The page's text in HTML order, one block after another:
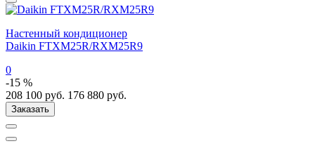
Настенный кондиционер
Daikin FTXM25R/RXM25R9
0
-15 %
208 100 руб. 176 880 руб.
Заказать